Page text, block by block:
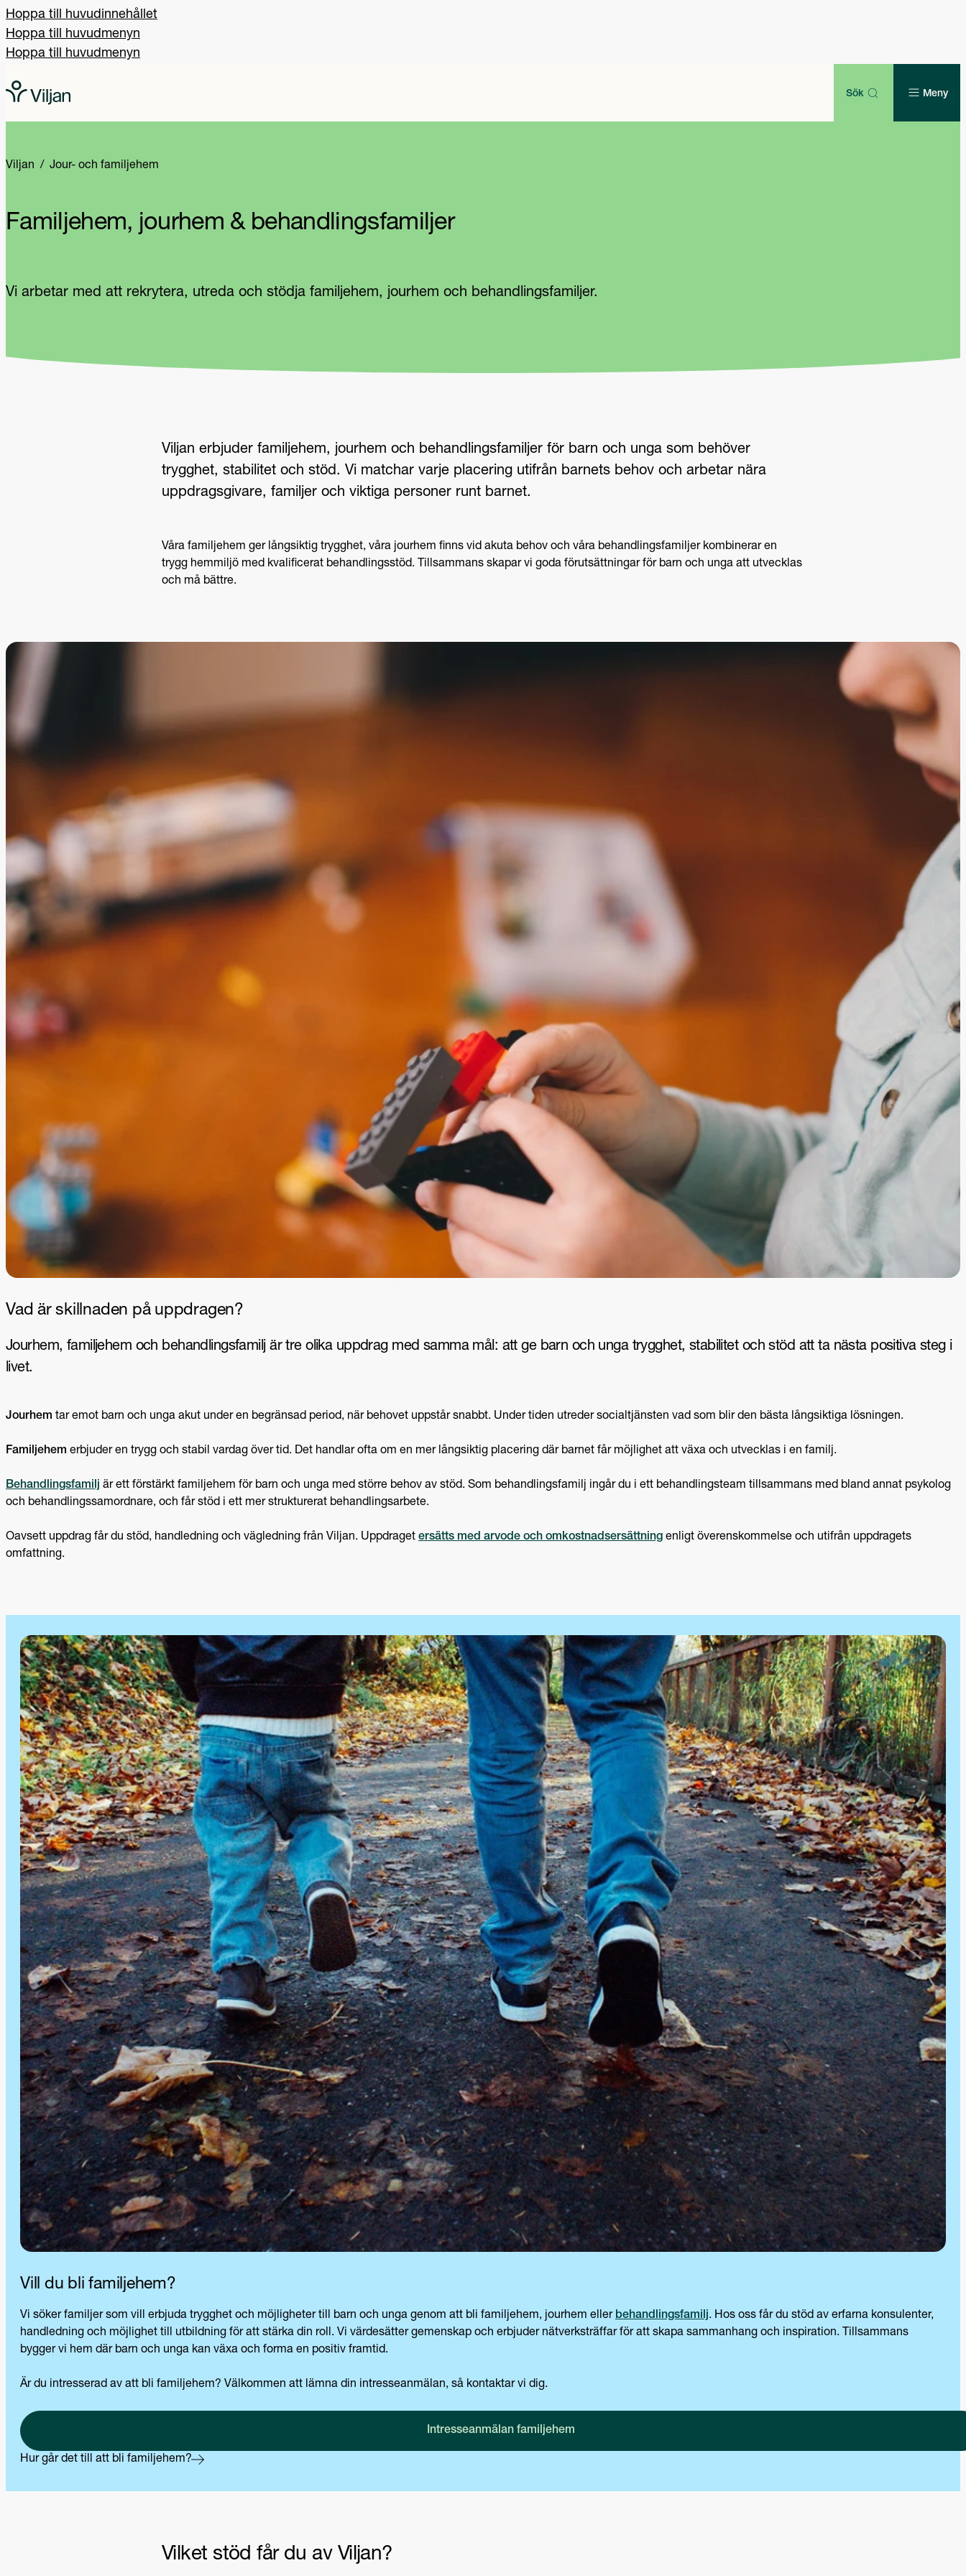
Hoppa till huvudinnehållet
Hoppa till huvudmenyn
Hoppa till huvudmenyn
Sök Meny
Viljan Jour- och familjehem
Familjehem, jourhem & behandlingsfamiljer
Vi arbetar med att rekrytera, utreda och stödja familjehem, jourhem och behandlingsfamiljer.
Viljan erbjuder familjehem, jourhem och behandlingsfamiljer för barn och unga som behöver
trygghet, stabilitet och stöd. Vi matchar varje placering utifrån barnets behov och arbetar nära
uppdragsgivare, familjer och viktiga personer runt barnet.
Våra familjehem ger långsiktig trygghet, våra jourhem finns vid akuta behov och våra behandlingsfamiljer kombinerar en
trygg hemmiljö med kvalificerat behandlingsstöd. Tillsammans skapar vi goda förutsättningar för barn och unga att utvecklas
och må bättre.
Vad är skillnaden på uppdragen?
Jourhem, familjehem och behandlingsfamilj är tre olika uppdrag med samma mål: att ge barn och unga trygghet, stabilitet och stöd att ta nästa positiva steg i
livet.
Jourhem tar emot barn och unga akut under en begränsad period, när behovet uppstår snabbt. Under tiden utreder socialtjänsten vad som blir den bästa långsiktiga lösningen.
Familjehem erbjuder en trygg och stabil vardag över tid. Det handlar ofta om en mer långsiktig placering där barnet får möjlighet att växa och utvecklas i en familj.
Behandlingsfamilj är ett förstärkt familjehem för barn och unga med större behov av stöd. Som behandlingsfamilj ingår du i ett behandlingsteam tillsammans med bland annat psykolog
och behandlingssamordnare, och får stöd i ett mer strukturerat behandlingsarbete.
Oavsett uppdrag får du stöd, handledning och vägledning från Viljan. Uppdraget ersätts med arvode och omkostnadsersättning enligt överenskommelse och utifrån uppdragets
omfattning.
Vill du bli familjehem?
Vi söker familjer som vill erbjuda trygghet och möjligheter till barn och unga genom att bli familjehem, jourhem eller behandlingsfamilj . Hos oss får du stöd av erfarna konsulenter,
handledning och möjlighet till utbildning för att stärka din roll. Vi värdesätter gemenskap och erbjuder nätverksträffar för att skapa sammanhang och inspiration. Tillsammans
bygger vi hem där barn och unga kan växa och forma en positiv framtid.
Är du intresserad av att bli familjehem? Välkommen att lämna din intresseanmälan, så kontaktar vi dig.
Intresseanmälan familjehem
Hur går det till att bli familjehem?
Vilket stöd får du av Viljan?